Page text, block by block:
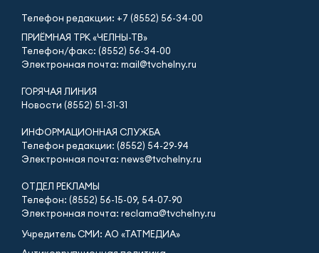
Телефон редакции: +7 (8552) 56-34-00
ПРИЁМНАЯ ТРК «ЧЕЛНЫ-ТВ»
Телефон/факс: (8552) 56-34-00
Электронная почта: mail@tvchelny.ru
ГОРЯЧАЯ ЛИНИЯ
Новости (8552) 51-31-31
ИНФОРМАЦИОННАЯ СЛУЖБА
Телефон редакции: (8552) 54-29-94
Электронная почта: news@tvchelny.ru
ОТДЕЛ РЕКЛАМЫ
Телефон: (8552) 56-15-09, 54-07-90
Электронная почта: reclama@tvchelny.ru
Учредитель СМИ: АО «ТАТМЕДИА»